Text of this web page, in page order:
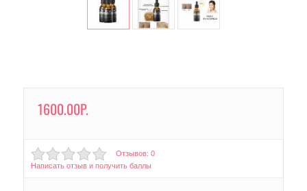
1600.00Р.
Отзывов: 0
Написать отзыв и получить баллы